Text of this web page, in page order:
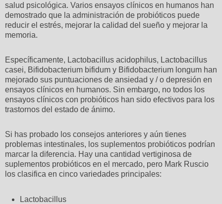
salud psicológica. Varios ensayos clínicos en humanos han
demostrado que la administración de probióticos puede
reducir el estrés, mejorar la calidad del sueño y mejorar la
memoria.
Específicamente, Lactobacillus acidophilus, Lactobacillus
casei, Bifidobacterium bifidum y Bifidobacterium longum han
mejorado sus puntuaciones de ansiedad y / o depresión en
ensayos clínicos en humanos. Sin embargo, no todos los
ensayos clínicos con probióticos han sido efectivos para los
trastornos del estado de ánimo.
Si has probado los consejos anteriores y aún tienes
problemas intestinales, los suplementos probióticos podrían
marcar la diferencia. Hay una cantidad vertiginosa de
suplementos probióticos en el mercado, pero Mark Ruscio
los clasifica en cinco variedades principales:
Lactobacillus